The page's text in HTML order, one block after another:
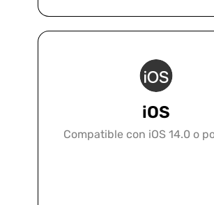
iOS
Compatible con iOS 14.0 o